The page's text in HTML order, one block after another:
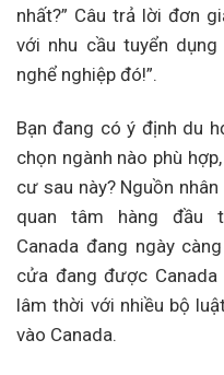
nhất?” Câu trả lời đơn
với nhu cầu tuyển
nghể nghiệp đó!”.
Bạn đang có ý định du
chọn ngành nào phù
cư sau này? Nguồn
quan tâm hàng đầu
Canada đang ngày
cửa đang được
lâm thời với nhiều bộ
vào Canada.